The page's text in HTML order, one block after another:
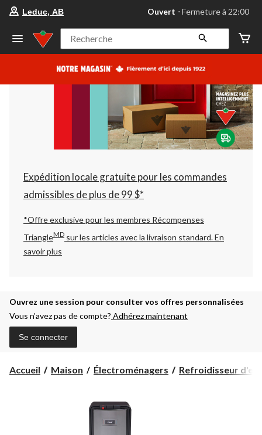
votre
préféré
Leduc,
AB,
courament
Fermeture
à
22:00
cliquer
pour
changer
Leduc, AB Ouvert ⋅ Fermeture à 22:00
Recherche
Expédition locale gratuite pour les commandes
admissibles de plus de 99 $*
*Offre exclusive pour les membres Récompenses
TriangleMD sur les articles avec la livraison standard.En
savoir plus
Ouvrez une session pour consulter vos offres personnalisées
Vous n’avez pas de compte? Adhérez maintenant
Se connecter
Accueil Maison Électroménagers Refroidisseur